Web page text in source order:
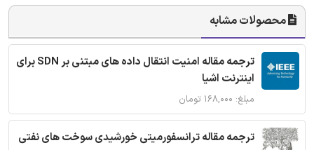
محصولات مشابه
ترجمه مقاله امنیت انتقال داده های مبتنی بر SDN برای
اینترنت اشیا
مبلغ: ۱۶۸,۰۰۰ تومان
ترجمه مقاله ترانسفورمیتی خورشیدی سوخت های نفتی